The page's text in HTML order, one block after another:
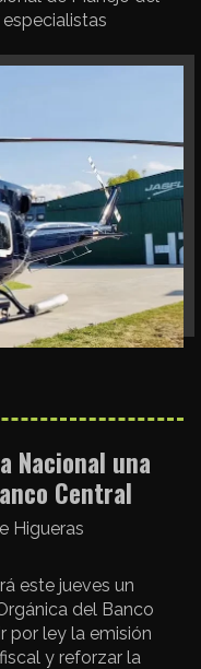
Nacional una
Central
Higueras
este jueves un
del Banco
por ley la emisión
y reforzar la